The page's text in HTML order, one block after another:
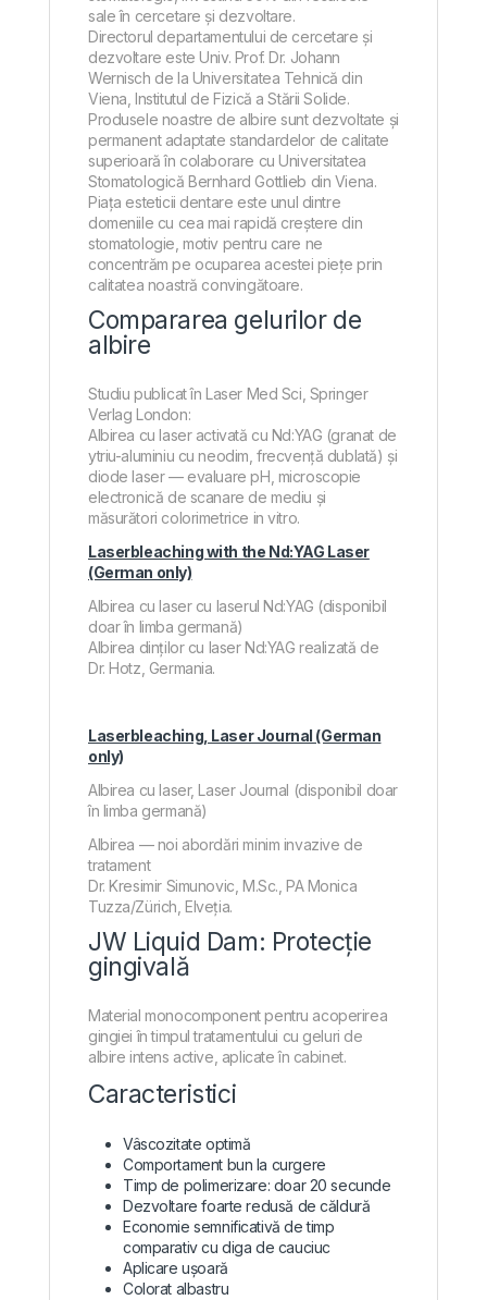
sale în cercetare și dezvoltare.
Directorul departamentului de cercetare și
dezvoltare este Univ. Prof. Dr. Johann
Wernisch de la Universitatea Tehnică din
Viena, Institutul de Fizică a Stării Solide.
Produsele noastre de albire sunt dezvoltate și
permanent adaptate standardelor de calitate
superioară în colaborare cu Universitatea
Stomatologică Bernhard Gottlieb din Viena.
Piața esteticii dentare este unul dintre
domeniile cu cea mai rapidă creștere din
stomatologie, motiv pentru care ne
concentrăm pe ocuparea acestei piețe prin
calitatea noastră convingătoare.
Compararea gelurilor de
albire
Studiu publicat în Laser Med Sci, Springer
Verlag London:
Albirea cu laser activată cu Nd:YAG (granat de
ytriu-aluminiu cu neodim, frecvență dublată) și
diode laser — evaluare pH, microscopie
electronică de scanare de mediu și
măsurători colorimetrice in vitro.
Laserbleaching with the Nd:YAG Laser
(German only)
Albirea cu laser cu laserul Nd:YAG (disponibil
doar în limba germană)
Albirea dinților cu laser Nd:YAG realizată de
Dr. Hotz, Germania.
Laserbleaching, Laser Journal (German
only)
Albirea cu laser, Laser Journal (disponibil doar
în limba germană)
Albirea — noi abordări minim invazive de
tratament
Dr. Kresimir Simunovic, M.Sc., PA Monica
Tuzza/Zürich, Elveția.
JW Liquid Dam: Protecție
gingivală
Material monocomponent pentru acoperirea
gingiei în timpul tratamentului cu geluri de
albire intens active, aplicate în cabinet.
Caracteristici
Vâscozitate optimă
Comportament bun la curgere
Timp de polimerizare: doar 20 secunde
Dezvoltare foarte redusă de căldură
Economie semnificativă de timp
comparativ cu diga de cauciuc
Aplicare ușoară
Colorat albastru